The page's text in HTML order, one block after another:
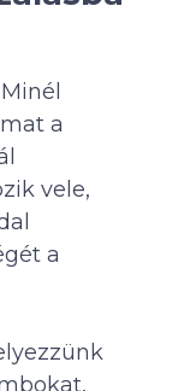
a
vele,
a